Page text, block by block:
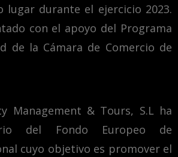
lugar durante el ejercicio 2023.
con el apoyo del Programa
de la Cámara de Comercio de
Management & Tours, S.L ha
del Fondo Europeo de
cuyo objetivo es promover el